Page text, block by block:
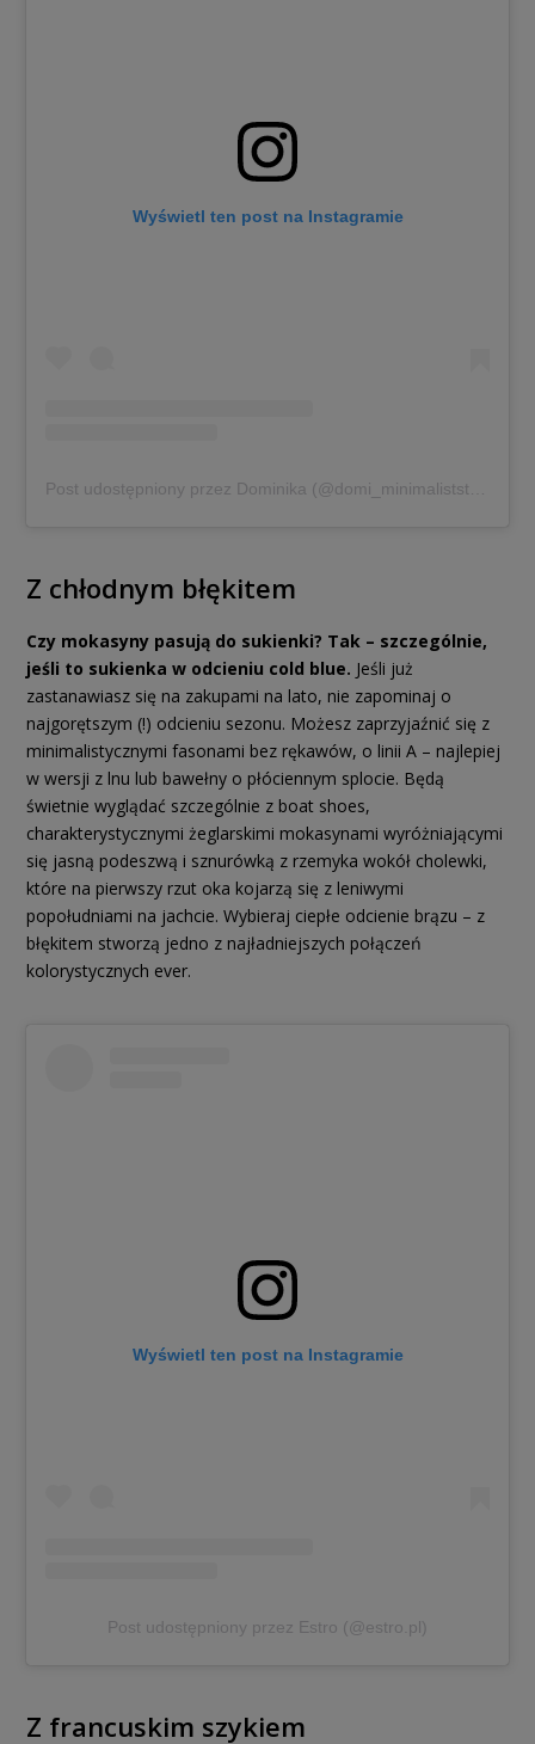
Wyświetl ten post na Instagramie
Z chłodnym błękitem
Czy mokasyny pasują do sukienki? Tak – szczególnie,
jeśli to sukienka w odcieniu cold blue. Jeśli już
zastanawiasz się na zakupami na lato, nie zapominaj o
najgorętszym (!) odcieniu sezonu. Możesz zaprzyjaźnić się z
minimalistycznymi fasonami bez rękawów, o linii A – najlepiej
w wersji z lnu lub bawełny o płóciennym splocie. Będą
świetnie wyglądać szczególnie z boat shoes,
charakterystycznymi żeglarskimi mokasynami wyróżniającymi
się jasną podeszwą i sznurówką z rzemyka wokół cholewki,
które na pierwszy rzut oka kojarzą się z leniwymi
popołudniami na jachcie. Wybieraj ciepłe odcienie brązu – z
błękitem stworzą jedno z najładniejszych połączeń
kolorystycznych ever.
Wyświetl ten post na Instagramie
Post udostępniony przez Estro (@estro.pl)
Z francuskim szykiem